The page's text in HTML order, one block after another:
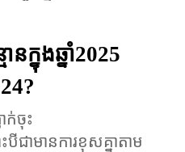
នក្នុងឆ្នាំ2025
ក់ចុះ
ជាមានការខុសគ្នាតាម